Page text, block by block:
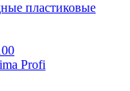
пластиковые
Profi